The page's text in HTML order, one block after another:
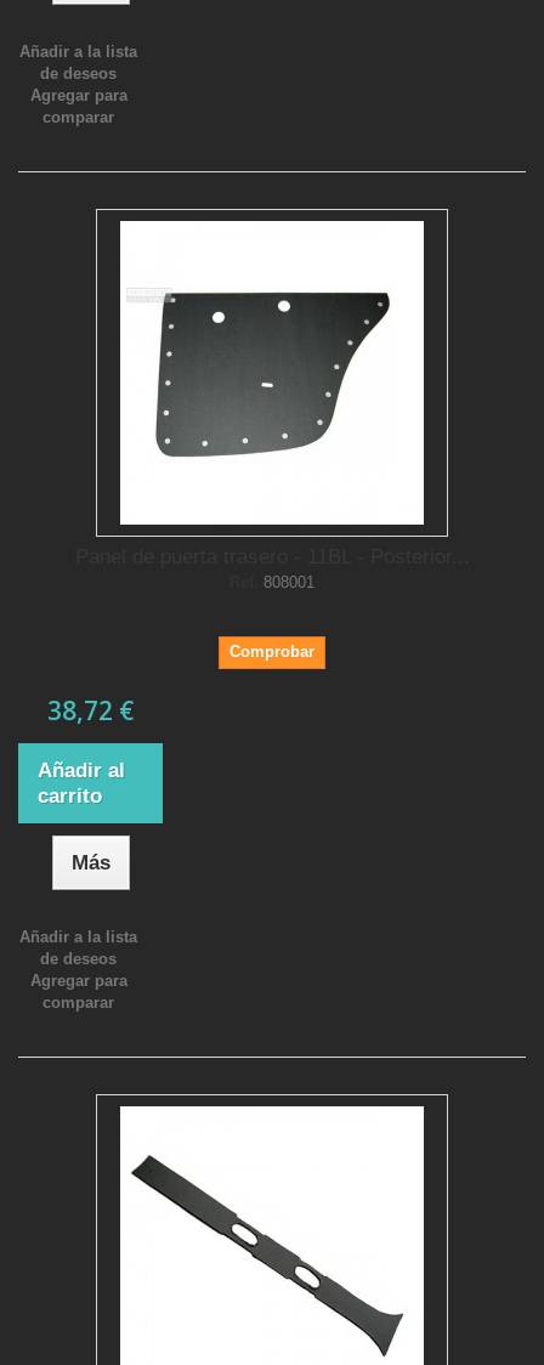
Añadir a la lista
de deseos
Agregar para
comparar
808001
Comprobar
38,72 €
Añadir al
carrito
Más
Añadir a la lista
de deseos
Agregar para
comparar